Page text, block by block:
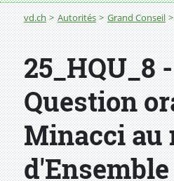
Fil d'Ariane
vd.ch Autorités Grand Conseil
25_HQU_8 -
Question
Minacci au